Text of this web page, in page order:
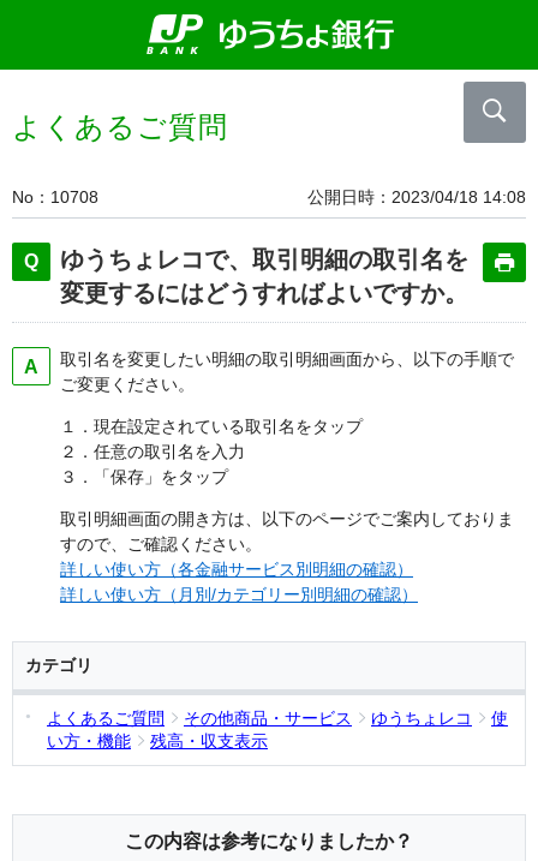
よくあるご質問
No 10708 公開日時 2023/04/18 14:08
ゆうちょレコで、取引明細の取引名を
変更するにはどうすればよいですか。
取引名を変更したい明細の取引明細画面から、以下の手順で
ご変更ください。
１．現在設定されている取引名をタップ
２．任意の取引名を入力
３．「保存」をタップ
取引明細画面の開き方は、以下のページでご案内しておりま
すので、ご確認ください。
詳しい使い方（各金融サービス別明細の確認）
詳しい使い方（月別/カテゴリー別明細の確認）
カテゴリ
よくあるご質問 その他商品・サービス ゆうちょレコ
使
い方・機能
残高・収支表示
この内容は参考になりましたか？